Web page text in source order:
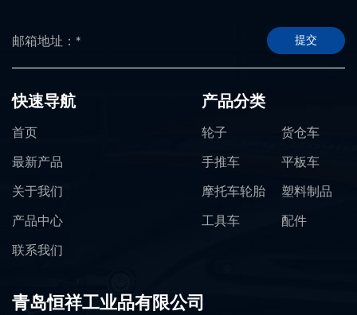
提交
快速导航
首页
最新产品
关于我们
产品中心
联系我们
产品分类
轮子
手推车
摩托车轮胎
工具车
货仓车
平板车
塑料制品
配件
青岛恒祥工业品有限公司